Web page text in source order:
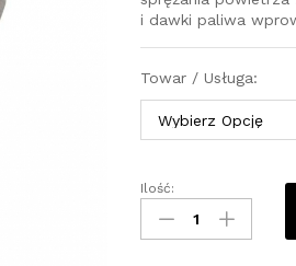
i dawki paliwa
Towar / Usługa:
Turbosprężarka
Mercedes
E
Ilość: